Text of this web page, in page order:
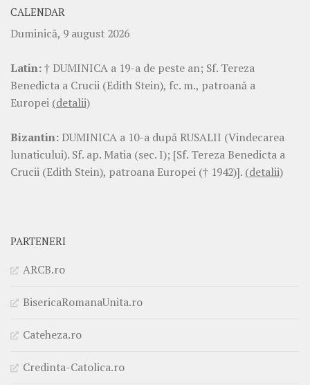
CALENDAR
Duminică, 9 august 2026
Latin:† DUMINICA a 19-a de peste an; Sf. Tereza
Benedicta a Crucii (Edith Stein), fc. m., patroană a
Europei (detalii)
Bizantin: DUMINICA a 10-a după RUSALII (Vindecarea
lunaticului). Sf. ap. Matia (sec. I); [Sf. Tereza Benedicta a
Crucii (Edith Stein), patroana Europei († 1942)]. (detalii)
PARTENERI
ARCB.ro
BisericaRomanaUnita.ro
Cateheza.ro
Credinta-Catolica.ro